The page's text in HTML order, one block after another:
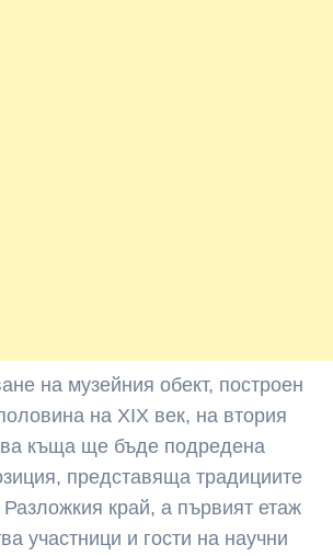
на музейния обект, построен
на XIX век, на втория
къща ще бъде подредена
представяща традициите
край, а първият етаж
участници и гости на научни